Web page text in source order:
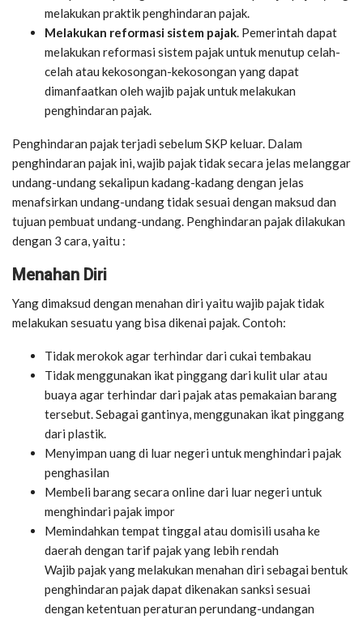
melakukan praktik penghindaran pajak.
Melakukan reformasi sistem pajak. Pemerintah dapat
melakukan reformasi sistem pajak untuk menutup celah-
celah atau kekosongan-kekosongan yang dapat
dimanfaatkan oleh wajib pajak untuk melakukan
penghindaran pajak.
Penghindaran pajak terjadi sebelum SKP keluar. Dalam
penghindaran pajak ini, wajib pajak tidak secara jelas melanggar
undang-undang sekalipun kadang-kadang dengan jelas
menafsirkan undang-undang tidak sesuai dengan maksud dan
tujuan pembuat undang-undang. Penghindaran pajak dilakukan
dengan 3 cara, yaitu :
Menahan Diri
Yang dimaksud dengan menahan diri yaitu wajib pajak tidak
melakukan sesuatu yang bisa dikenai pajak. Contoh:
Tidak merokok agar terhindar dari cukai tembakau
Tidak menggunakan ikat pinggang dari kulit ular atau
buaya agar terhindar dari pajak atas pemakaian barang
tersebut. Sebagai gantinya, menggunakan ikat pinggang
dari plastik.
Menyimpan uang di luar negeri untuk menghindari pajak
penghasilan
Membeli barang secara online dari luar negeri untuk
menghindari pajak impor
Memindahkan tempat tinggal atau domisili usaha ke
daerah dengan tarif pajak yang lebih rendah
Wajib pajak yang melakukan menahan diri sebagai bentuk
penghindaran pajak dapat dikenakan sanksi sesuai
dengan ketentuan peraturan perundang-undangan